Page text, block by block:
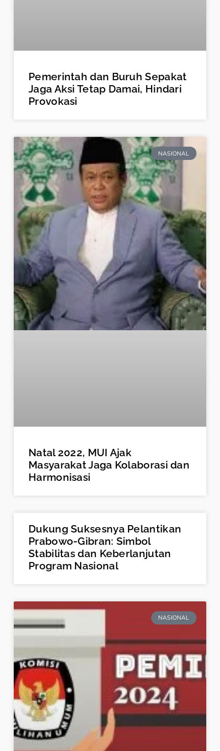
Pemerintah dan Buruh Sepakat
Jaga Aksi Tetap Damai, Hindari
Provokasi
NASIONAL
Natal 2022, MUI Ajak
Masyarakat Jaga Kolaborasi dan
Harmonisasi
Dukung Suksesnya Pelantikan
Prabowo-Gibran: Simbol
Stabilitas dan Keberlanjutan
Program Nasional
NASIONAL